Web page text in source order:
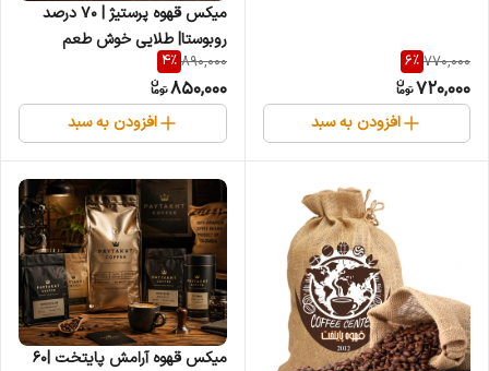
770,000
6%
720,000
افزودن به سبد
میکس قهوه پرستیژ | ۷۰ درصد
روبوستا| طلایی خوش طعم
890,000
4%
850,000
افزودن به سبد
میکس قهوه آرامش پایتخت |۶۰